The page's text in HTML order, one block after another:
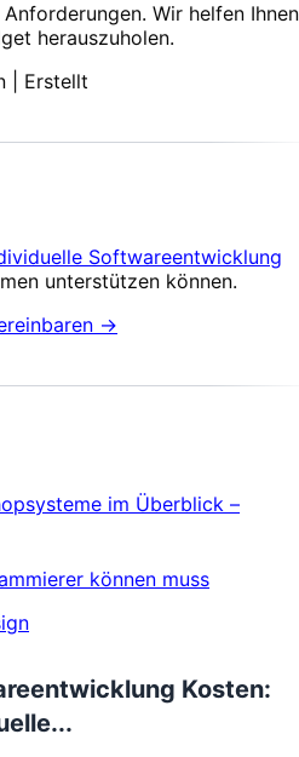
Wir helfen
herauszuholen.
| Erstellt
Softwareentwicklung
unterstützen können.
→
im Überblick –
können muss
Kosten: